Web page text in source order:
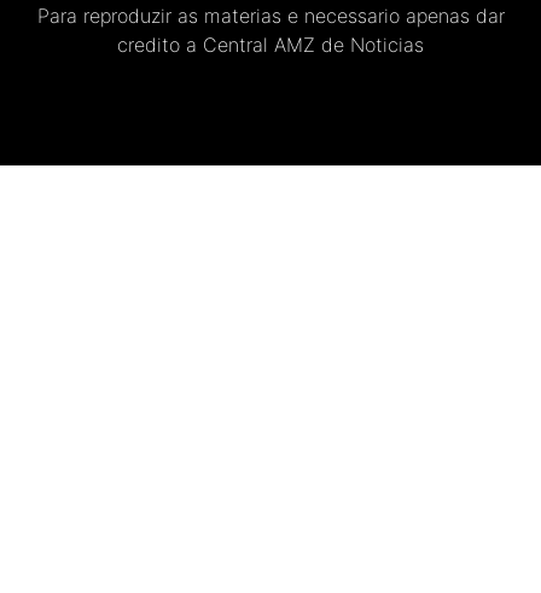
Para reproduzir as materias e necessario apenas dar
credito a Central AMZ de Noticias